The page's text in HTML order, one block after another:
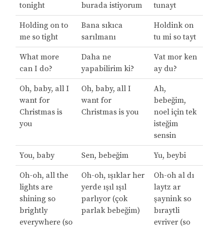
tonight
burada istiyorum
tunayt
Holding on to
me so tight
Bana sıkıca
sarılmanı
Holdink on
tu mi so tayt
What more
can I do?
Daha ne
yapabilirim ki?
Vat mor ken
ay du?
Oh, baby, all I
want for
Christmas is
you
Oh, baby, all I
want for
Christmas is you
Ah,
bebeğim,
noel için tek
isteğim
sensin
You, baby Sen, bebeğim Yu, beybi
Oh-oh, all the
lights are
shining so
brightly
everywhere (so
Oh-oh, ışıklar her
yerde ışıl ışıl
parlıyor (çok
parlak bebeğim)
Oh-oh al dı
laytz ar
şaynink so
bıraytli
evriver (so